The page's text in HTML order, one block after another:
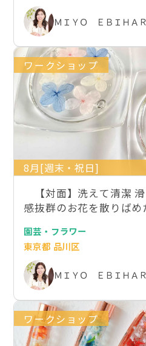
ＭＩＹＯ ＥＢＩＨＡ
ワークショップ
8月[週末・祝日]
【対面】洗えて清潔
感抜群のお花を散りば
園芸・フラワー
東京都 品川区
ＭＩＹＯ ＥＢＩＨＡ
ワークショップ